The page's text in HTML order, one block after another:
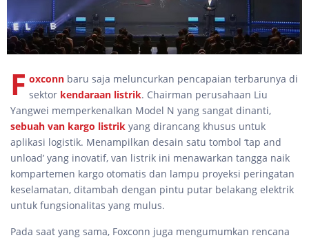
F oxconn baru saja meluncurkan pencapaian terbarunya di
sektor kendaraan listrik. Chairman perusahaan Liu
Yangwei memperkenalkan Model N yang sangat dinanti,
sebuah van kargo listrik yang dirancang khusus untuk
aplikasi logistik. Menampilkan desain satu tombol ‘tap and
unload’ yang inovatif, van listrik ini menawarkan tangga naik
kompartemen kargo otomatis dan lampu proyeksi peringatan
keselamatan, ditambah dengan pintu putar belakang elektrik
untuk fungsionalitas yang mulus.
Pada saat yang sama, Foxconn juga mengumumkan rencana